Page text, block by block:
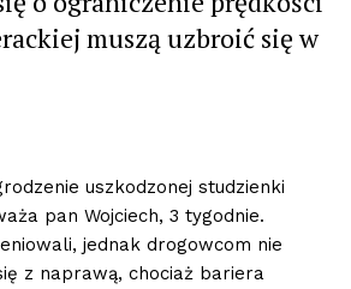
muszą uzbroić się w
uszkodzonej studzienki
pan Wojciech, 3 tygodnie.
jednak drogowcom nie
z naprawą, chociaż bariera